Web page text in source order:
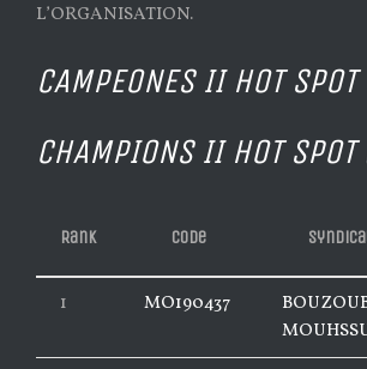
L’ORGANISATION.
CAMPEONES II HOT
CHAMPIONS II HOT
Rank Code
1 MO190437